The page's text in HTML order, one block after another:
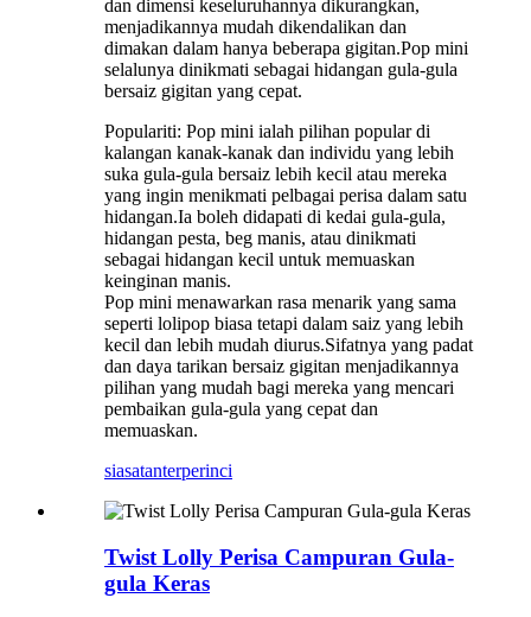
dan dimensi keseluruhannya dikurangkan,
menjadikannya mudah dikendalikan dan
dimakan dalam hanya beberapa gigitan.Pop mini
selalunya dinikmati sebagai hidangan gula-gula
bersaiz gigitan yang cepat.
Populariti: Pop mini ialah pilihan popular di
kalangan kanak-kanak dan individu yang lebih
suka gula-gula bersaiz lebih kecil atau mereka
yang ingin menikmati pelbagai perisa dalam satu
hidangan.Ia boleh didapati di kedai gula-gula,
hidangan pesta, beg manis, atau dinikmati
sebagai hidangan kecil untuk memuaskan
keinginan manis.
Pop mini menawarkan rasa menarik yang sama
seperti lolipop biasa tetapi dalam saiz yang lebih
kecil dan lebih mudah diurus.Sifatnya yang padat
dan daya tarikan bersaiz gigitan menjadikannya
pilihan yang mudah bagi mereka yang mencari
pembaikan gula-gula yang cepat dan
memuaskan.
siasatanterperinci
Twist Lolly Perisa Campuran Gula-
gula Keras